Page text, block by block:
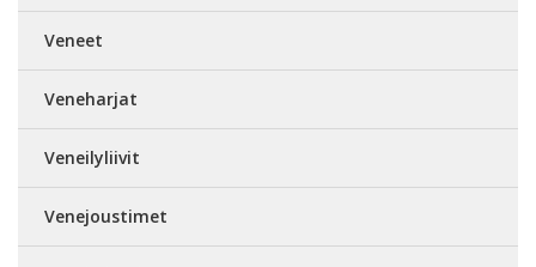
Veneet
Veneharjat
Veneilyliivit
Venejoustimet